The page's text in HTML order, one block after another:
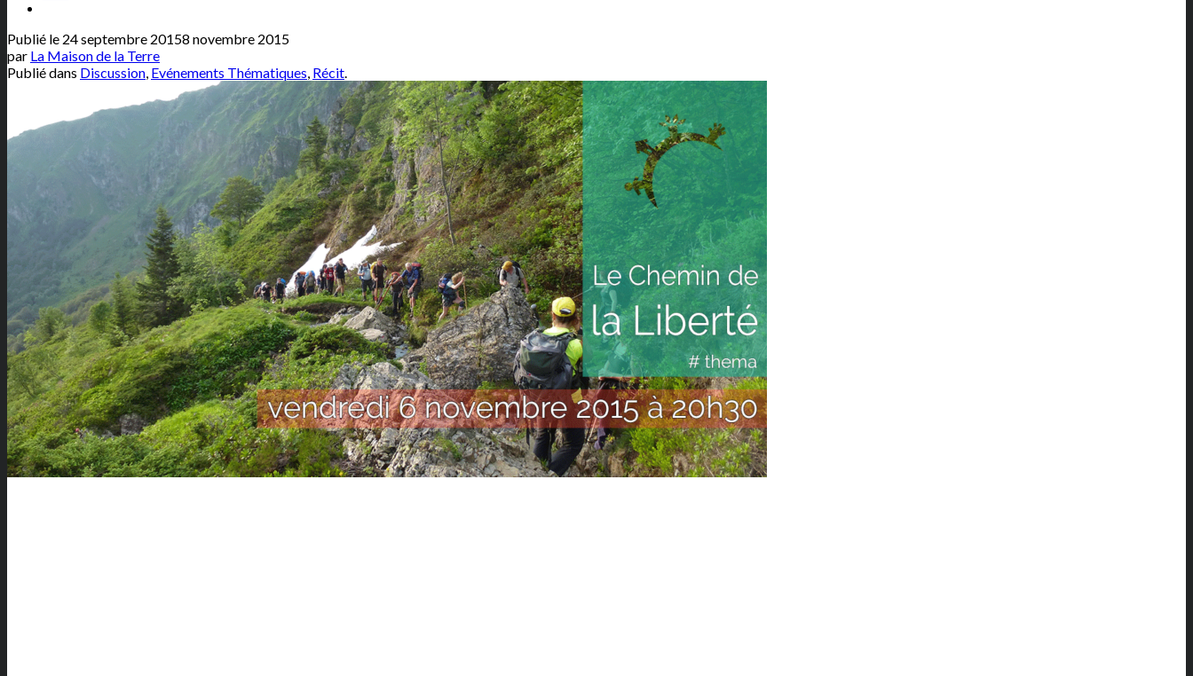
Publié le 24 septembre 20158 novembre 2015
par La Maison de la Terre
Publié dans Discussion, Evénements Thématiques, Récit.